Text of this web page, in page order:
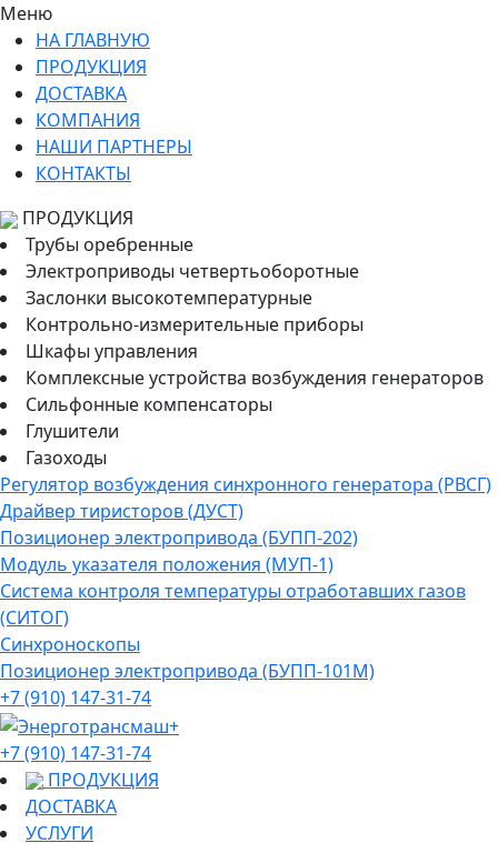
Меню
НА ГЛАВНУЮ
ПРОДУКЦИЯ
ДОСТАВКА
КОМПАНИЯ
НАШИ ПАРТНЕРЫ
КОНТАКТЫ
ПРОДУКЦИЯ
Трубы оребренные
Электроприводы четвертьоборотные
Заслонки высокотемпературные
Контрольно-измерительные приборы
Шкафы управления
Комплексные устройства возбуждения генераторов
Сильфонные компенсаторы
Глушители
Газоходы
Регулятор возбуждения синхронного генератора (РВСГ)
Драйвер тиристоров (ДУСТ)
Позиционер электропривода (БУПП-202)
Модуль указателя положения (МУП-1)
Система контроля температуры отработавших газов
(СИТОГ)
Синхроноскопы
Позиционер электропривода (БУПП-101М)
+7 (910) 147-31-74
+7 (910) 147-31-74
ПРОДУКЦИЯ
ДОСТАВКА
УСЛУГИ